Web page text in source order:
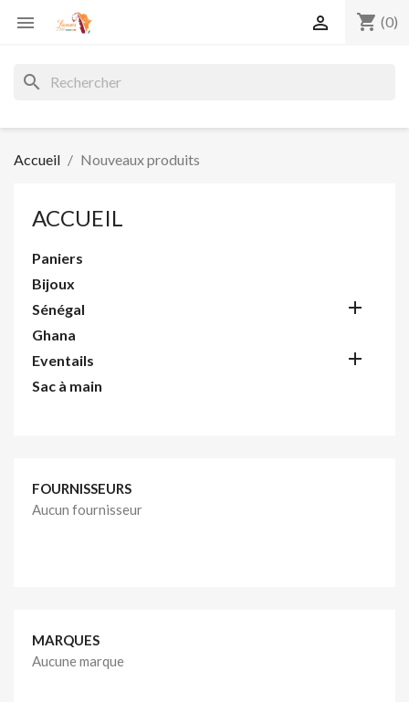
 shopping_cart (0)

search
Accueil Nouveaux produits
ACCUEIL
Paniers
Bijoux
Sénégal

Ghana
Eventails

Sac à main
FOURNISSEURS
Aucun fournisseur
MARQUES
Aucune marque